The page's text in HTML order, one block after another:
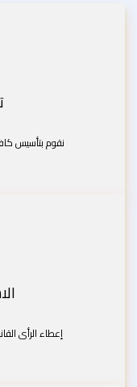
نقوم بتأسيس
إعطاء الرأى